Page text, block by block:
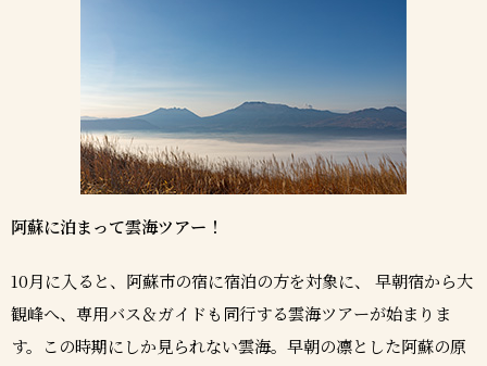
阿蘇に泊まって雲海ツアー！
10月に入ると、阿蘇市の宿に宿泊の方を対象に、 早朝宿から大
観峰へ、専用バス＆ガイドも同行する雲海ツアーが始まりま
す。この時期にしか見られない雲海。早朝の凛とした阿蘇の原